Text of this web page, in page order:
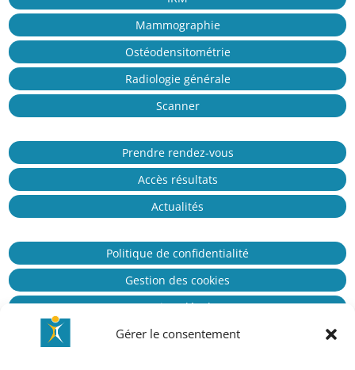
Gérer le consentement
Mammographie
Ostéodensitométrie
Radiologie générale
Scanner
Prendre rendez-vous
Accès résultats
Actualités
Politique de confidentialité
Gestion des cookies
Mentions légales